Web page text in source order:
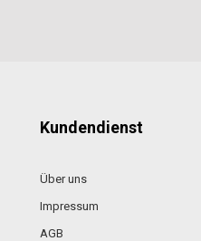
Kundendienst
Über uns
Impressum
AGB